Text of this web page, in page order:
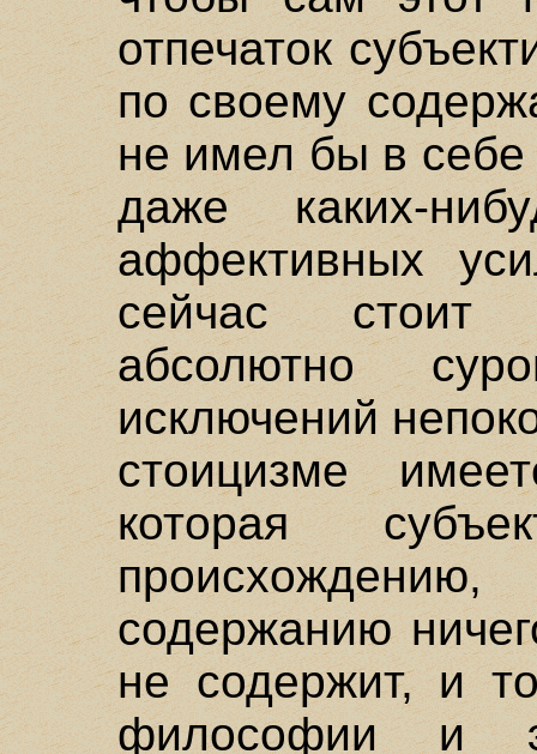
отпечаток
по своему
не имел бы в себе
даже каких-
аффективных
сейчас стоит
абсолютно
исключений
стоицизме
которая
содержанию
не содержит, и
философии и